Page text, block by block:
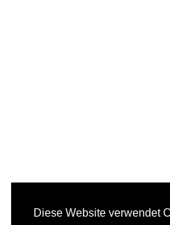
Diese Website verwendet